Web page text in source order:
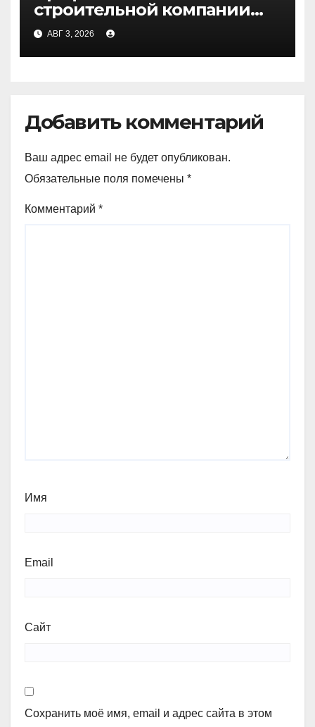
строительной компании
Медичи
АВГ 3, 2026
Добавить комментарий
Ваш адрес email не будет опубликован.
Обязательные поля помечены *
Комментарий *
Имя
Email
Сайт
Сохранить моё имя, email и адрес сайта в этом